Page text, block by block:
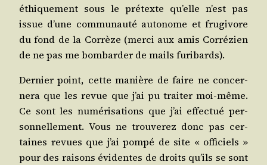
éthi­que­ment sous le pré­texte qu’elle n’est pas
issue d’une com­mu­nau­té auto­nome et fru­gi­vore
du fond de la Cor­rèze (mer­ci aux amis Cor­ré­zien
de ne pas me bom­bar­der de mails furibards).
Der­nier point, cette manière de faire ne concer­
ne­ra que les revue que j’ai pu trai­ter moi-même.
Ce sont les numé­ri­sa­tions que j’ai effec­tué per­
son­nel­le­ment. Vous ne trou­ve­rez donc pas cer­
taines revues que j’ai pom­pé de site « offi­ciels »
pour des rai­sons évi­dentes de droits qu’ils se sont